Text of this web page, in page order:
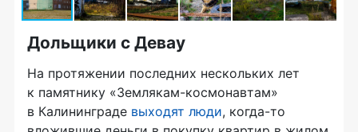
Дольщики с Девау
На протяжении последних нескольких лет
к памятнику «Землякам-космонавтам»
в Калининграде выходят люди, когда-то